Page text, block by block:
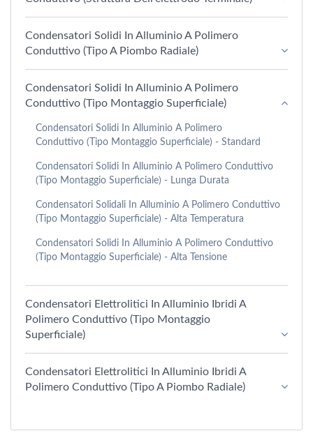
Condensatori Solidi In Alluminio A Polimero
Conduttivo (Tipo A Piombo Radiale)
Condensatori Solidi In Alluminio A Polimero
Conduttivo (tipo Montaggio Superficiale)
Condensatori Solidi In Alluminio A Polimero
Conduttivo (tipo Montaggio Superficiale) - Standard
Condensatori Solidi In Alluminio A Polimero Conduttivo
(tipo Montaggio Superficiale) - Lunga Durata
Condensatori Solidali In Alluminio A Polimero Conduttivo
(Tipo Montaggio Superficiale) - Alta Temperatura
Condensatori Solidi In Alluminio A Polimero Conduttivo
(tipo Montaggio Superficiale) - Alta Tensione
Condensatori Elettrolitici In Alluminio Ibridi A
Polimero Conduttivo (tipo Montaggio
Superficiale)
Condensatori Elettrolitici In Alluminio Ibridi A
Polimero Conduttivo (Tipo A Piombo Radiale)